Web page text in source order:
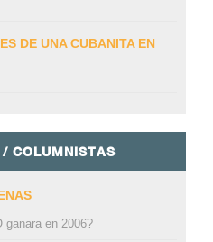
DE UNA CUBANITA EN
COLUMNISTAS
ganara en 2006?